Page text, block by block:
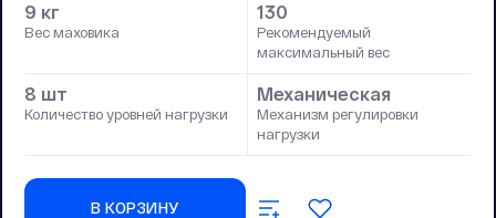
9 кг
Вес маховика
130
Рекомендуемый
максимальный вес
8 шт
Количество уровней нагрузки
Механическая
Механизм регулировки
нагрузки
В КОРЗИНУ